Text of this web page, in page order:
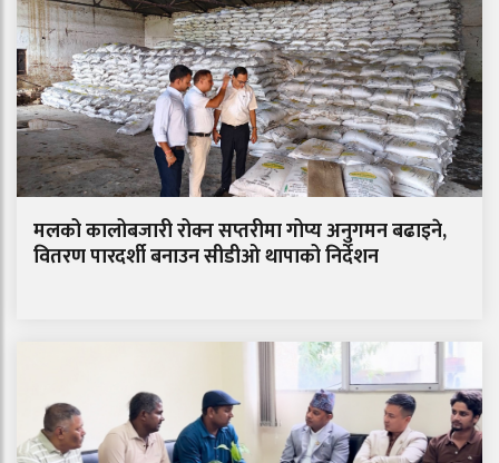
मलको कालोबजारी रोक्न सप्तरीमा गोप्य अनुगमन बढाइने,
वितरण पारदर्शी बनाउन सीडीओ थापाको निर्देशन